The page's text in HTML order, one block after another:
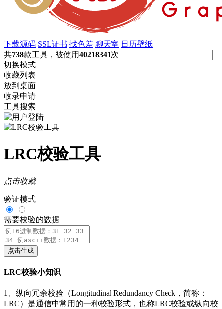
下载源码 SSL证书 找色差 聊天室 日历壁纸
共738款工具，被使用40218341次
切换模式
收藏列表
放到桌面
收录申请
工具搜索
LRC校验工具
点击收藏
验证模式
需要校验的数据
点击生成
LRC校验小知识
1、纵向冗余校验（Longitudinal Redundancy Check，简称：
LRC）是通信中常用的一种校验形式，也称LRC校验或纵向校